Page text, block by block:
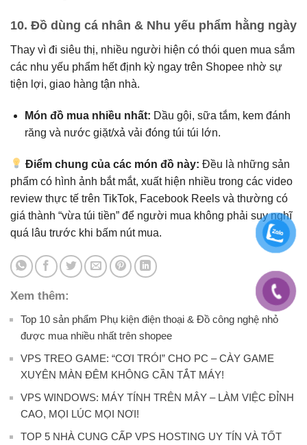
10. Đồ dùng cá nhân & Nhu yếu phẩm hằng ngày
Thay vì đi siêu thị, nhiều người hiện có thói quen mua sắm
các nhu yếu phẩm hết định kỳ ngay trên Shopee nhờ sự
tiện lợi, giao hàng tận nhà.
Món đồ mua nhiều nhất: Dầu gội, sữa tắm, kem đánh
răng và nước giặt/xả vải đóng túi túi lớn.
Điểm chung của các món đồ này: Đều là những sản
phẩm có hình ảnh bắt mắt, xuất hiện nhiều trong các video
review thực tế trên TikTok, Facebook Reels và thường có
giá thành “vừa túi tiền” để người mua không phải suy nghĩ
quá lâu trước khi bấm nút mua.
Xem thêm:
Top 10 sản phẩm Phụ kiện điện thoại & Đồ công nghệ nhỏ
được mua nhiều nhất trên shopee
VPS TREO GAME: “CƠI TRÓI” CHO PC – CÀY GAME
XUYÊN MÀN ĐÊM KHÔNG CẦN TẮT MÁY!
VPS WINDOWS: MÁY TÍNH TRÊN MÂY – LÀM VIỆC ĐỈNH
CAO, MỌI LÚC MỌI NƠI!
TOP 5 NHÀ CUNG CẤP VPS HOSTING UY TÍN VÀ TỐT